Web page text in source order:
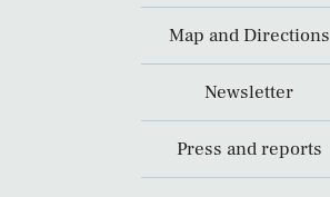
Map and Directions
Newsletter
Press and reports